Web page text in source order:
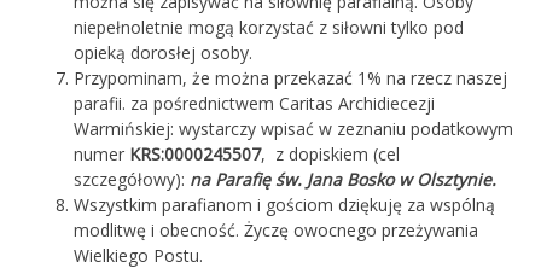
niepełnoletnie mogą korzystać z siłowni tylko pod
opieką dorosłej osoby.
Przypominam, że można przekazać 1% na rzecz naszej
parafii. za pośrednictwem Caritas Archidiecezji
Warmińskiej: wystarczy wpisać w zeznaniu podatkowym
numer KRS:0000245507, z dopiskiem (cel
szczegółowy): na Parafię św. Jana Bosko w Olsztynie.
Wszystkim parafianom i gościom dziękuję za wspólną
modlitwę i obecność. Życzę owocnego przeżywania
Wielkiego Postu.